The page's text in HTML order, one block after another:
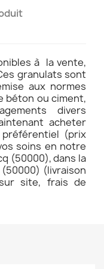
à la vente,
granulats sont
aux normes
béton ou ciment,
divers
acheter
(prix
soins en notre
(50000), dans la
(50000) (livraison
site, frais de